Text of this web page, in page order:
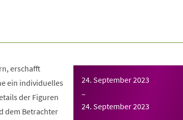
24. September 2023
–
24. September 2023
erschafft
ein individuelles
der Figuren
dem Betrachter